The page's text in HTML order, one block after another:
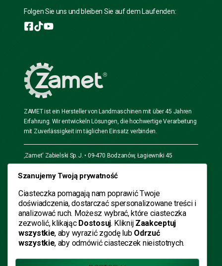
Folgen Sie uns und bleiben Sie auf dem Laufenden:
ZAMET ist ein Hersteller von Landmaschinen mit über 45 Jahren
Erfahrung. Wir entwickeln Lösungen, die hochwertige Verarbeitung
mit Zuverlässigkeit im täglichen Einsatz verbinden.
‚Zamet‘ Zabielski Sp. J. • 09-470 Bodzanów, Łagiewniki 45
Öffnungszeiten
7:00-15:00 Geschlossen Geschlossen
+48 576 956 035
(EN) +48 730 801 622
Szanujemy Twoją prywatność
Ciasteczka pomagają nam poprawić Twoje
doświadczenia, dostarczać spersonalizowane treści i
analizować ruch. Możesz wybrać, które ciasteczka
zezwolić, klikając Dostosuj. Kliknij Zaakceptuj
wszystkie, aby wyrazić zgodę lub Odrzuć
wszystkie, aby odmówić ciasteczek nieistotnych.